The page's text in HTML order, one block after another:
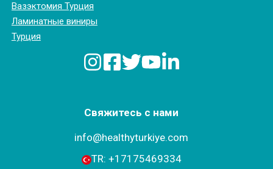
Вазэктомия Турция
Ламинатные виниры
Турция
Свяжитесь с нами
info@healthyturkiye.com
TR: +‪17175469334‬